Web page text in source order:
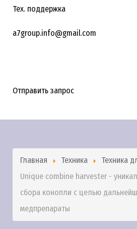
Тех. поддержка
a7group.info@gmail.com
Отправить запрос
Главная Техника
Техника
Unique combine harvester -
сбора конопли с целью
медпрепараты